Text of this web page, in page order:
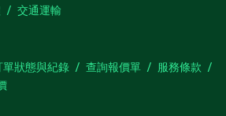
交通運輸
單狀態與紀錄 查詢報價單
服務條款